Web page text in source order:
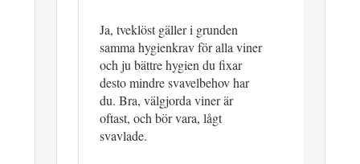
Ja, tveklöst gäller i grunden
samma hygienkrav för alla viner
och ju bättre hygien du fixar
desto mindre svavelbehov har
du. Bra, välgjorda viner är
oftast, och bör vara, lågt
svavlade.